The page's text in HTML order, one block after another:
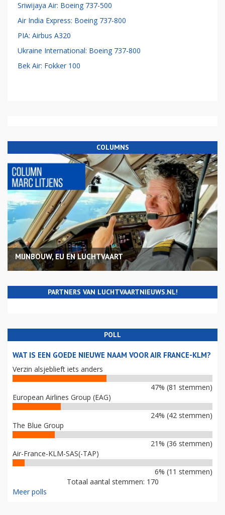
Sriwijaya Air: Boeing 737-500
Air India Express: Boeing 737-800
PIA: Airbus A320
Ukraine International: Boeing 737-800
Bek Air: Fokker 100
COLUMNS
MIJNBOUW, EU EN LUCHTVAART
PARTNERS VAN LUCHTVAARTNIEUWS.NL!
POLL
WAT IS EEN GOEDE NIEUWE NAAM VOOR AIR FRANCE-KLM?
Verzin alsjeblieft iets anders
47% (81 stemmen)
European Airlines Group (EAG)
24% (42 stemmen)
The Blue Group
21% (36 stemmen)
Air-France-KLM-SAS(-TAP)
6% (11 stemmen)
Totaal aantal stemmen: 170
Meer polls